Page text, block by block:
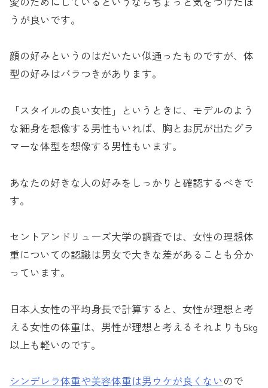
うが良いです。
顔の好みというのはだいたい似通ったものですが、体
型の好みはバラつきがあります。
「スタイルの良い女性」というときに、モデルのよう
な細身を想像する男性もいれば、胸とお尻が出たグラ
マーな体型を想像する男性もいます。
あなたの好きな人の好みをしっかりと確認するべきで
す。
セントアンドリューズ大学の調査では、女性の理想体
重についての認識は男女で大きな差があることも分か
っています。
日本人女性の平均身長で計算すると、女性が理想と考
える女性の体重は、男性が理想と考えるそれよりも5kg
以上も軽いのです。
シンデレラ体重や美容体重は男ウケが良くないので